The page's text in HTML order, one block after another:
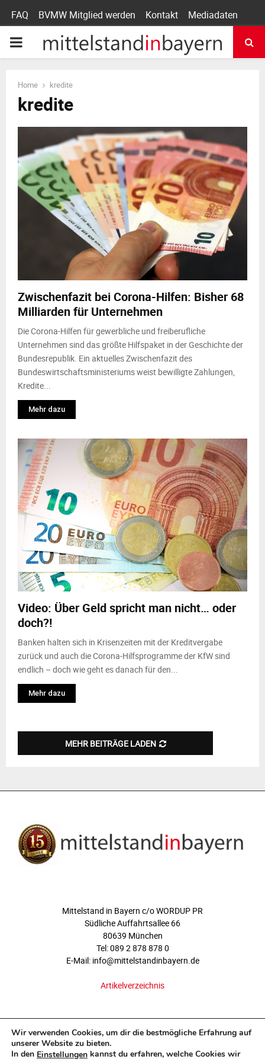
FAQ BVMW Mitglied werden Kontakt Mediadaten
P
A
E
N
U
Home kredite
kredite
Zwischenfazit bei Corona-Hilfen: Bisher 68
Milliarden für Unternehmen
Die Corona-Hilfen für gewerbliche und freiberufliche
Unternehmen sind das größte Hilfspaket in der Geschichte der
Bundesrepublik. Ein aktuelles Zwischenfazit des
Bundeswirtschaftsministeriums weist bewilligte Zahlungen,
Kredite...
Mehr dazu
Video: Über Geld spricht man nicht… oder
doch?!
Banken halten sich in Krisenzeiten mit der Kreditvergabe
zurück und auch die Corona-Hilfsprogramme der KfW sind
endlich – doch wie geht es danach für den...
Mehr dazu
MEHR BEITRÄGE LADEN
Mittelstand in Bayern c/o WORDUP PR
Südliche Auffahrtsallee 66
80639 München
Tel: 089 2 878 878 0
E-Mail: info@mittelstandinbayern.de
Artikelverzeichnis
Wir verwenden Cookies, um dir die bestmögliche Erfahrung auf
unserer Website zu bieten.
In den Einstellungen kannst du erfahren, welche Cookies wir